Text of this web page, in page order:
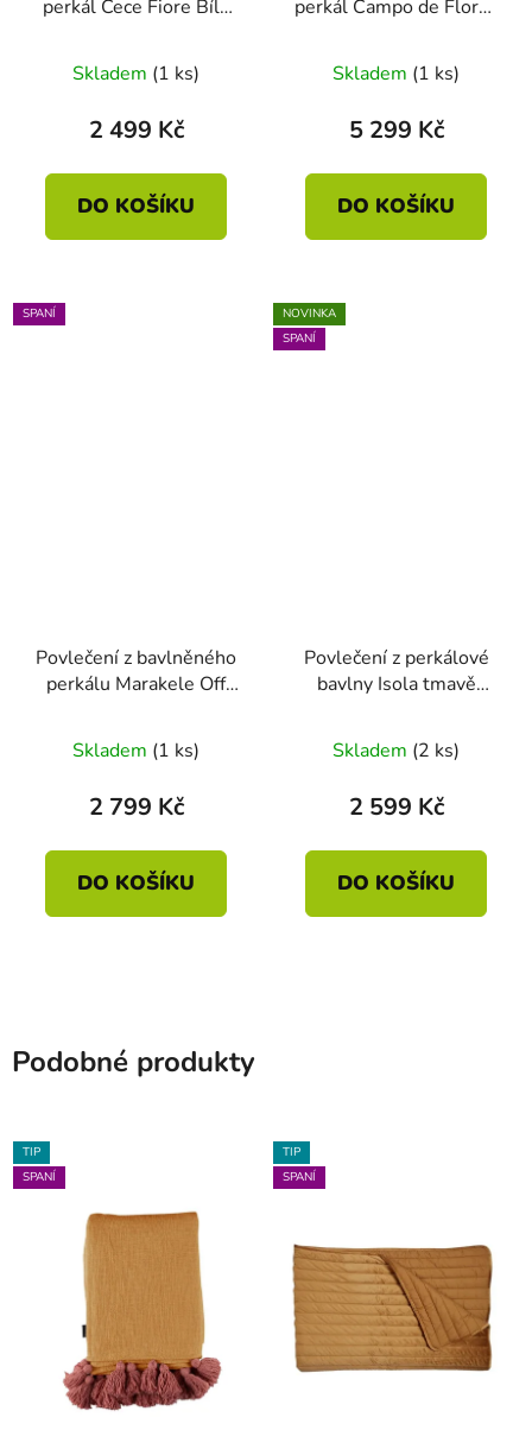
perkál Cece Fiore Bílé
Skladem (1 ks)
2 499 Kč
DO KOŠÍKU
perkál Campo de Flores
x 70
Skladem (1 ks)
5 299 Kč
DO KOŠÍKU
SPANÍ
Povlečení z bavlněného
perkálu Marakele Off
70x90
Skladem (1 ks)
2 799 Kč
DO KOŠÍKU
NOVINKA
SPANÍ
Povlečení z perkálové
bavlny Isola tmavě
Skladem (2 ks)
2 599 Kč
DO KOŠÍKU
Podobné produkty
TIP
SPANÍ
TIP
SPANÍ